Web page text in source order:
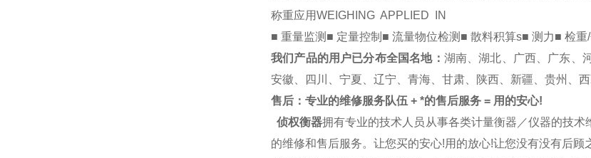
称重应用WEIGHING APPLIED IN
■ 重量监测■ 定量控制■ 流量物位检测■ 散料积算s■ 测力■ 检
我们产品的用户已分布全国名地： 湖南、湖北、广西、广东、
安徽、四川、宁夏、辽宁、青海、甘肃、陕西、新疆、贵州、
售后：专业的维修服务队伍 + *的售后服务 = 用的安心!
侦权衡器拥有专业的技术人员从事各类计量衡器／仪器的技
的维修和售后服务。让您买的安心!用的放心!让您没有没有后顾